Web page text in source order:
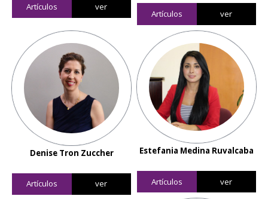
Artículos ver
Artículos ver
Denise Tron Zuccher
Artículos ver
Estefania Medina Ruvalcaba
Artículos ver